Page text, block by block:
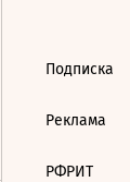
Подписка
Реклама
РФРИТ